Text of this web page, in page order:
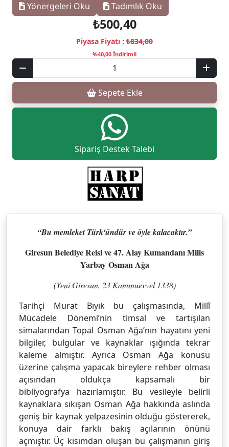
Yönergeleri Oku Tadımlık Oku
₺500,40
Piyasa Fiyatı : ₺834,00
%40,00 İndirimli
Sepete Ekle
Sipariş Destek Talebi
“Bu memleket Türk'ündür ve öyle kalacaktır.”
Giresun Belediye Reisi ve 47. Alay Kumandanı Milis
Yarbay Osman Ağa
(Yeni Giresun, 23 Kanunuevvel 1338)
Tarihçi Murat Bıyık bu çalışmasında, Millî
Mücadele Dönemi’nin timsal ve tartışılan
simalarından Topal Osman Ağa’nın hayatını yeni
bilgiler, bulgular ve kaynaklar ışığında tekrar
kaleme almıştır. Ayrıca Osman Ağa konusu
üzerine çalışma yapacak bireylere rehber olması
açısından oldukça kapsamalı bir
bibliyografya hazırlamıştır. Bu vesileyle belirli
kaynaklara sıkışan Osman Ağa hakkında aslında
geniş bir kaynak yelpazesinin olduğu göstererek,
konuya dair farklı bakış açılarının önünü
açmıştır. Üç kısımdan oluşan bu çalışmanın giriş